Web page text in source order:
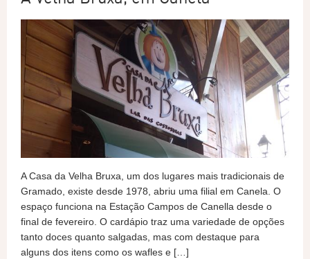
A Casa da Velha Bruxa, um dos lugares mais tradicionais de
Gramado, existe desde 1978, abriu uma filial em Canela. O
espaço funciona na Estação Campos de Canella desde o
final de fevereiro. O cardápio traz uma variedade de opções
tanto doces quanto salgadas, mas com destaque para
alguns dos itens como os wafles e […]